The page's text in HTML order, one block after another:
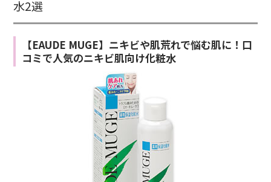
水2選
【EAUDE MUGE】ニキビや肌荒れで悩む肌に！口
コミで人気のニキビ肌向け化粧水